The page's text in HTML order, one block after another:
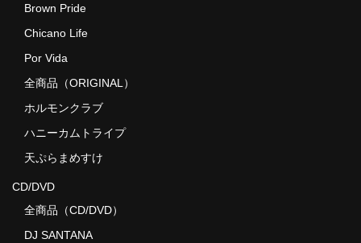
Brown Pride
Chicano Life
Por Vida
全商品（ORIGINAL）
ホルモンクラブ
ハニーカムトライプ
天ぷらまめすけ
CD/DVD
全商品（CD/DVD）
DJ SANTANA